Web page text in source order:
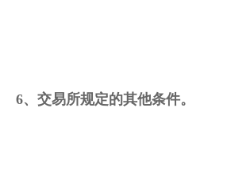
6、交易所规定的其他条件。